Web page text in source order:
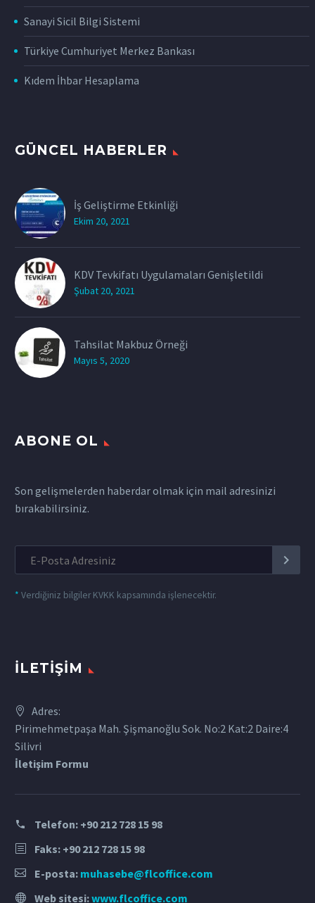
Sanayi Sicil Bilgi Sistemi
Türkiye Cumhuriyet Merkez Bankası
Kıdem İhbar Hesaplama
GÜNCEL HABERLER
İş Geliştirme Etkinliği
Ekim 20, 2021
KDV Tevkifatı Uygulamaları Genişletildi
Şubat 20, 2021
Tahsilat Makbuz Örneği
Mayıs 5, 2020
ABONE OL
Son gelişmelerden haberdar olmak için mail adresinizi
bırakabilirsiniz.
* Verdiğiniz bilgiler KVKK kapsamında işlenecektir.
İLETIŞIM
Adres:
Pirimehmetpaşa Mah. Şişmanoğlu Sok. No:2 Kat:2 Daire:4
Silivri
İletişim Formu
Telefon: +90 212 728 15 98
Faks: +90 212 728 15 98
E-posta: muhasebe@flcoffice.com
Web sitesi:www.flcoffice.com